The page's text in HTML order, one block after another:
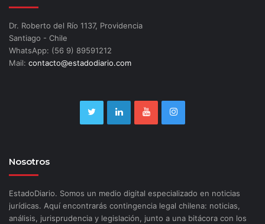
Dr. Roberto del Río 1137, Providencia
Santiago - Chile
WhatsApp: (56 9) 89591212
Mail: contacto@estadodiario.com
Nosotros
EstadoDiario. Somos un medio digital especializado en noticias
jurídicas. Aquí encontrarás contingencia legal chilena: noticias,
análisis, jurisprudencia y legislación, junto a una bitácora con los